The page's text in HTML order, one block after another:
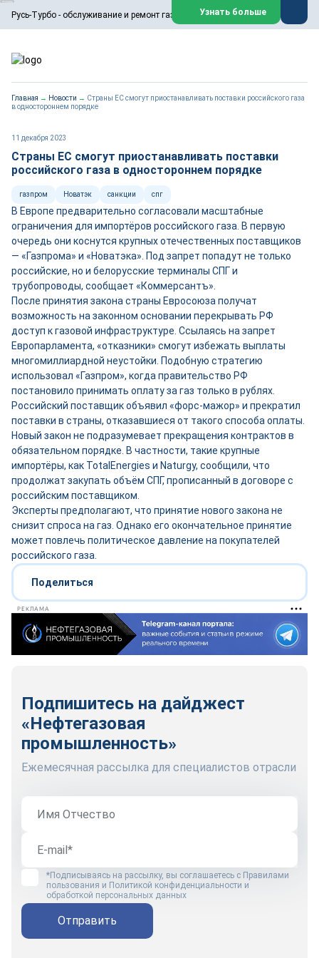
Русь-Турбо - обслуживание и ремонт газовых паровых турбин
ООО «Русь-Турбо» занимается сервисом газовых и паровых
турбин, комплексным ремонтом, восстановлением,
техническим обслуживанием оборудования ТЭС,
работают на нефтегазовых, нефтехимических,
металлургических и других предприятиях.
Реклама. ООО «Русь-Турбо», ИНН 7802588950
erid: F7NfYUJCUneVdwPs4znf
Узнать больше
Главная → Новости → Страны ЕС смогут приостанавливать поставки российского газа
в одностороннем порядке
11 декабря 2023
Страны ЕС смогут приостанавливать поставки
российского газа в одностороннем порядке
газпром Новатэк санкции спг
В Европе предварительно согласовали масштабные
ограничения для импортёров российского газа. В первую
очередь они коснутся крупных отечественных поставщиков
— «Газпрома» и «Новатэка». Под запрет попадут не только
российские, но и белорусские терминалы СПГ и
трубопроводы, сообщает «Коммерсантъ».
После принятия закона страны Евросоюза получат
возможность на законном основании перекрывать РФ
доступ к газовой инфраструктуре. Ссылаясь на запрет
Европарламента, «отказники» смогут избежать выплаты
многомиллиардной неустойки. Подобную стратегию
использовал «Газпром», когда правительство РФ
постановило принимать оплату за газ только в рублях.
Российский поставщик объявил «форс-мажор» и прекратил
поставки в страны, отказавшиеся от такого способа оплаты.
Новый закон не подразумевает прекращения контрактов в
обязательном порядке. В частности, такие крупные
импортёры, как TotalEnergies и Naturgy, сообщили, что
продолжат закупать объём СПГ, прописанный в договоре с
российским поставщиком.
Эксперты предполагают, что принятие нового закона не
снизит спроса на газ. Однако его окончательное принятие
может повлечь политическое давление на покупателей
российского газа.
Поделиться
РЕКЛАМА
Подпишитесь на дайджест
«Нефтегазовая
промышленность»
Ежемесячная рассылка для специалистов отрасли
*Подписываясь на рассылку, вы соглашаетесь с Правилами
пользования и Политикой конфиденциальности и
обработкой персональных данных
Отправить